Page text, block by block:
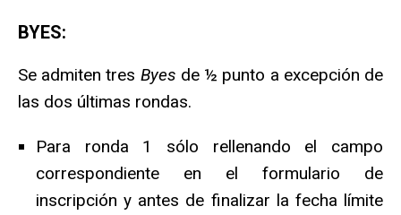
BYES:
Se admiten tres Byes de ½ punto a excepción de
las dos últimas rondas.
Para ronda 1 sólo rellenando el campo
correspondiente en el formulario de
inscripción y antes de finalizar la fecha límite